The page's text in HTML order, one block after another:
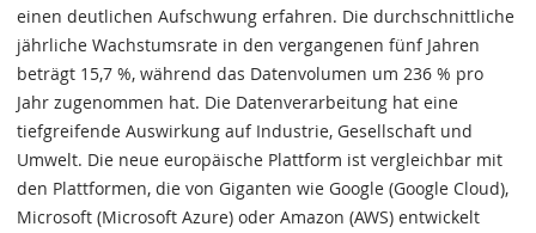
einen deutlichen Aufschwung erfahren. Die durchschnittliche
jährliche Wachstumsrate in den vergangenen fünf Jahren
beträgt 15,7 %, während das Datenvolumen um 236 % pro
Jahr zugenommen hat. Die Datenverarbeitung hat eine
tiefgreifende Auswirkung auf Industrie, Gesellschaft und
Umwelt. Die neue europäische Plattform ist vergleichbar mit
den Plattformen, die von Giganten wie Google (Google Cloud),
Microsoft (Microsoft Azure) oder Amazon (AWS) entwickelt